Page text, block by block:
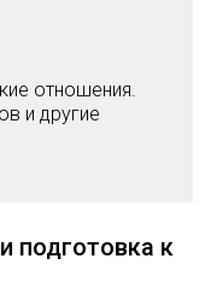
отношения.
и другие
подготовка к